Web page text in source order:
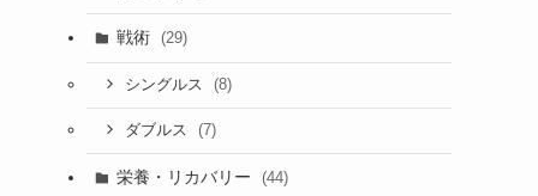
戦術 (29)
シングルス (8)
ダブルス (7)
栄養・リカバリー (44)